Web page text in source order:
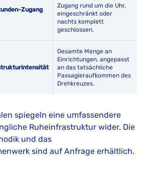
Zugang
Zugang rund um die Uhr,
eingeschränkt oder
nachts komplett
geschlossen.
Gesamte Menge an
Einrichtungen, angepasst
an das tatsächliche
Passagieraufkommen des
Drehkreuzes.
spiegeln eine umfassendere
Ruheinfrastruktur wider. Die
und das
sind auf Anfrage erhältlich.